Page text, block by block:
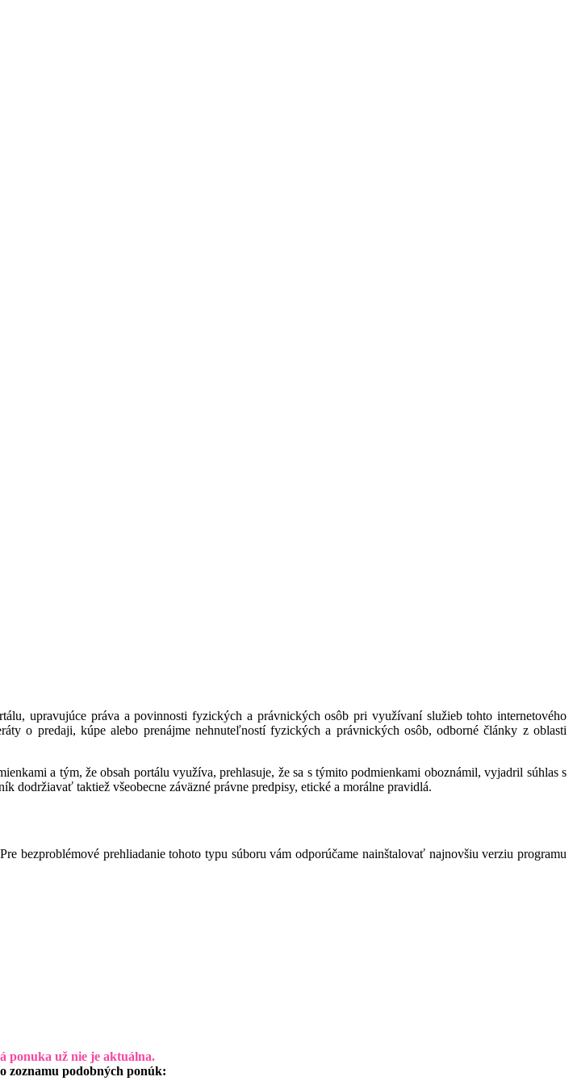
upravujúce práva a povinnosti fyzických a právnických osôb pri využívaní služieb tohto internetového
o predaji, kúpe alebo prenájme nehnuteľností fyzických a právnických osôb, odborné články z oblasti
a tým, že obsah portálu využíva, prehlasuje, že sa s týmito podmienkami oboznámil, vyjadril súhlas s
dodržiavať taktiež všeobecne záväzné právne predpisy, etické a morálne pravidlá.
bezproblémové prehliadanie tohoto typu súboru vám odporúčame nainštalovať najnovšiu verziu programu
ponuka už nie je aktuálna.
zoznamu podobných ponúk: